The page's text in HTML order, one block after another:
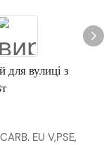
для вулиці з
EU V,PSE,